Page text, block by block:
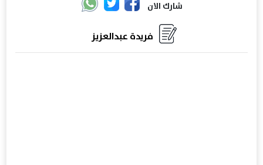
شارك الان
فريدة عبدالعزيز